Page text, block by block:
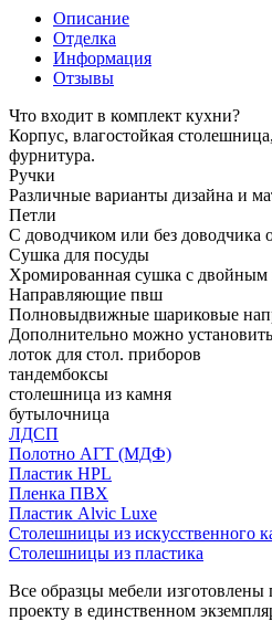
Описание
Отделка
Информация
Отзывы
Что входит в комплект кухни?
Корпус, влагостойкая
фурнитура.
Ручки
Различные варианты дизайна и
Петли
С доводчиком или без доводчика
Сушка для посуды
Хромированная сушка с
Направляющие пвш
Полновыдвижные шариковые
Дополнительно можно установить
лоток для стол. приборов
тандембоксы
столешница из камня
бутылочница
ЛДСП
Полотно АГТ (МДФ)
Пластик HPL
Пленка ПВХ
Пластик Alvic Luxe
Столешницы из искусственного
Столешницы из пластика
Все образцы мебели
проекту в единственном